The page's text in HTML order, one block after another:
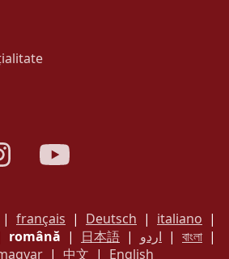
| français | Deutsch | italiano |
română | 日本語 | اردو | বাংলা |
| 中文 | English